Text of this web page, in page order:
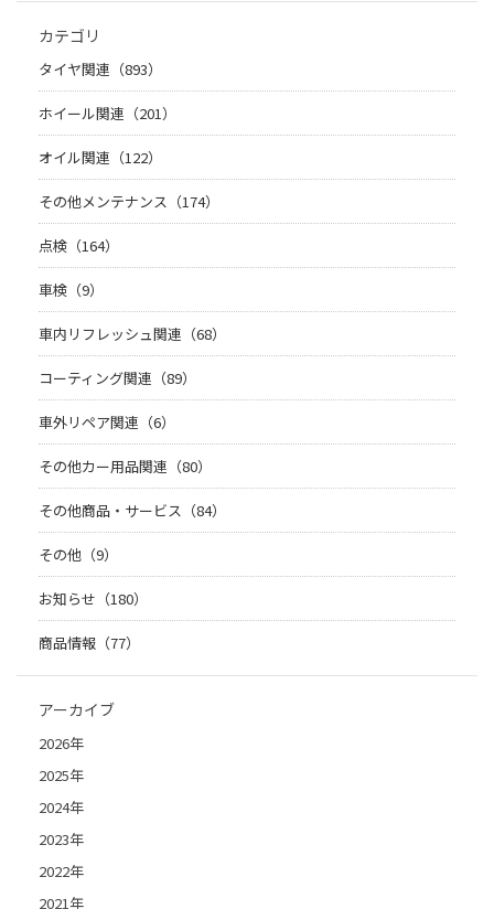
カテゴリ
タイヤ関連（893）
ホイール関連（201）
オイル関連（122）
その他メンテナンス（174）
点検（164）
車検（9）
車内リフレッシュ関連（68）
コーティング関連（89）
車外リペア関連（6）
その他カー用品関連（80）
その他商品・サービス（84）
その他（9）
お知らせ（180）
商品情報（77）
アーカイブ
2026年
2025年
2024年
2023年
2022年
2021年